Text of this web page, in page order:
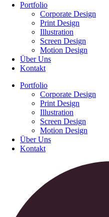
Portfolio
Corporate Design
Print Design
Illustration
Screen Design
Motion Design
Über Uns
Kontakt
Portfolio
Corporate Design
Print Design
Illustration
Screen Design
Motion Design
Über Uns
Kontakt